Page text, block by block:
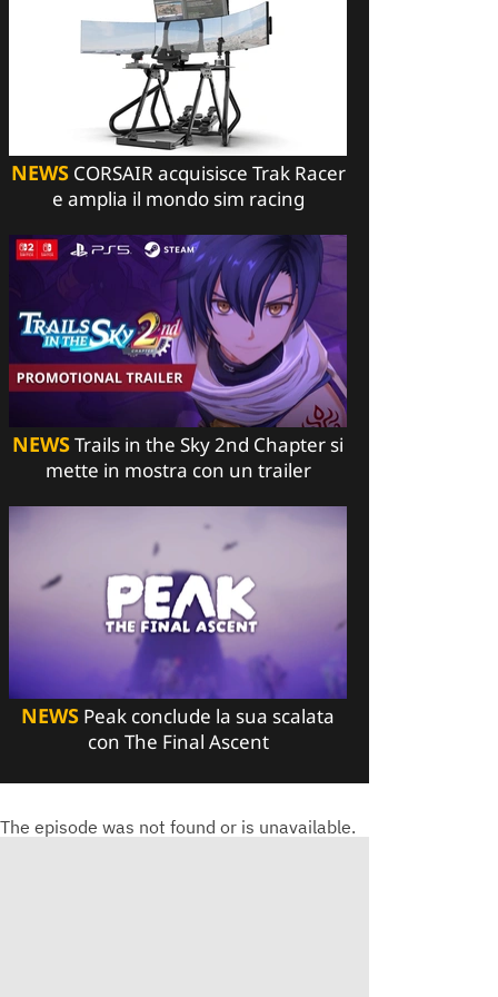
NEWSCORSAIR acquisisce Trak Racer
e amplia il mondo sim racing
NEWSTrails in the Sky 2nd Chapter si
mette in mostra con un trailer
NEWS Peak conclude la sua scalata
con The Final Ascent